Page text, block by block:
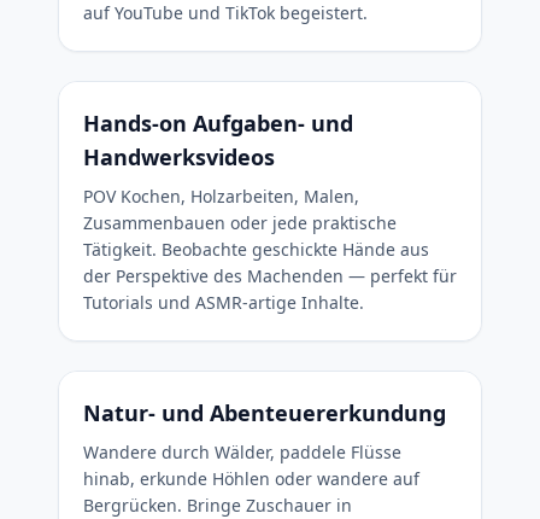
auf YouTube und TikTok begeistert.
Hands-on Aufgaben- und
Handwerksvideos
POV Kochen, Holzarbeiten, Malen,
Zusammenbauen oder jede praktische
Tätigkeit. Beobachte geschickte Hände aus
der Perspektive des Machenden — perfekt für
Tutorials und ASMR-artige Inhalte.
Natur- und Abenteuererkundung
Wandere durch Wälder, paddele Flüsse
hinab, erkunde Höhlen oder wandere auf
Bergrücken. Bringe Zuschauer in